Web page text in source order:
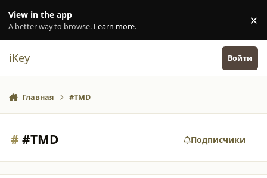
View in the app
A better way to browse. Learn more. ×
iKey Войти
Главная #TMD
# #TMD Подписчики